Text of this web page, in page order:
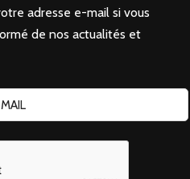
adresse e-mail si vous
de nos actualités et